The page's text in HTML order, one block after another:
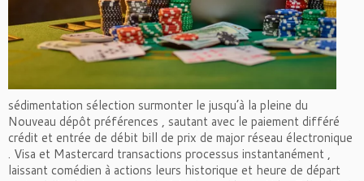
sédimentation sélection surmonter le jusqu’à la pleine du
Nouveau dépôt préférences , sautant avec le paiement différé
crédit et entrée de débit bill de prix de major réseau électronique
. Visa et Mastercard transactions processus instantanément ,
laissant comédien à actions leurs historique et heure de départ